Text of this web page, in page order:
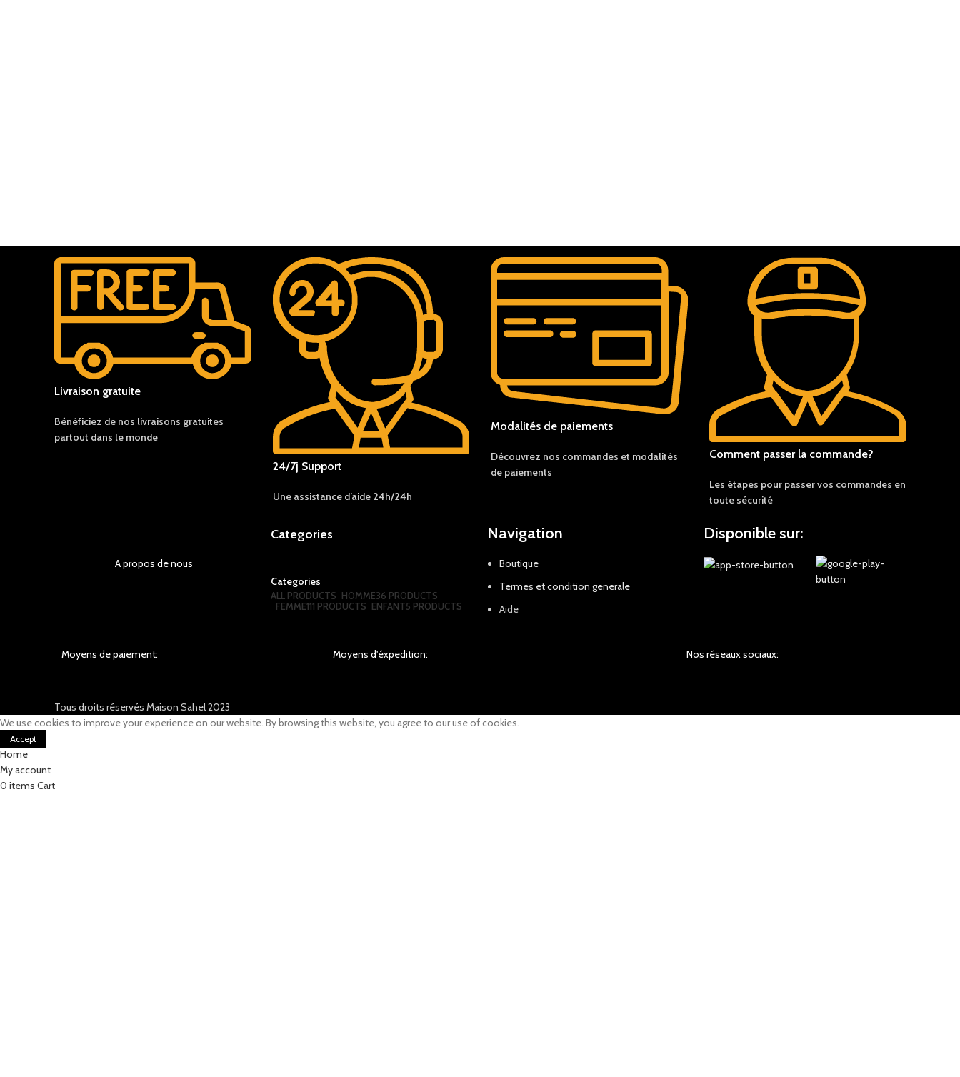
Livraison gratuite
Bénéficiez de nos livraisons gratuites
partout dans le monde
24/7j Support
Une assistance d’aide 24h/24h
Modalités de paiements
Découvrez nos commandes et modalités
de paiements
Comment passer la commande?
Les étapes pour passer vos commandes en
toute sécurité
A propos de nous
Categories
Categories
ALL PRODUCTS HOMME36 PRODUCTS
FEMME111 PRODUCTS ENFANT5 PRODUCTS
Navigation
Boutique
Termes et condition generale
Aide
Disponible sur:
Moyens de paiement: Moyens d'éxpedition: Nos réseaux sociaux:
Tous droits réservés Maison Sahel 2023
We use cookies to improve your experience on our website. By browsing this website, you agree to our use of cookies.
Accept
Home
My account
0 items Cart